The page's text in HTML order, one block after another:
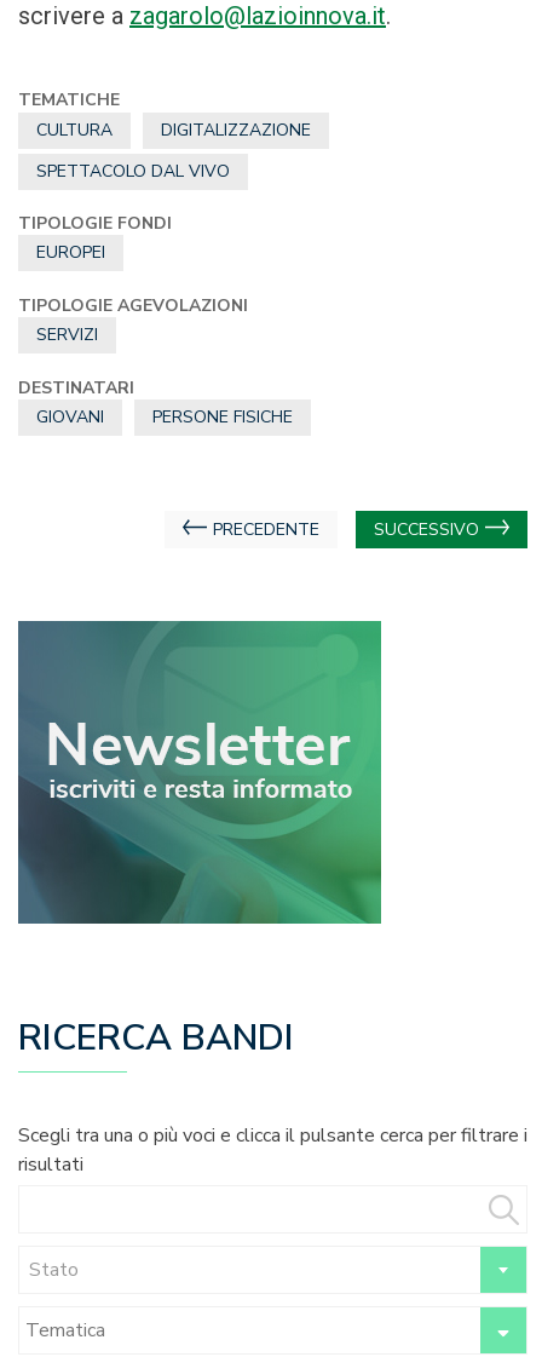
scrivere a zagarolo@lazioinnova.it.
TEMATICHE
CULTURA
DIGITALIZZAZIONE
SPETTACOLO DAL VIVO
TIPOLOGIE FONDI
EUROPEI
TIPOLOGIE AGEVOLAZIONI
SERVIZI
DESTINATARI
GIOVANI
PERSONE FISICHE
PRECEDENTE SUCCESSIVO
RICERCA BANDI
Scegli tra una o più voci e clicca il pulsante cerca per filtrare i
risultati
Stato